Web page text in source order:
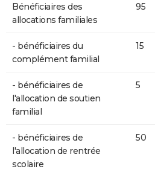
Bénéficiaires des
allocations familiales
95
- bénéficiaires du
complément familial
15
- bénéficiaires de
l'allocation de soutien
familial
5
- bénéficiaires de
l'allocation de rentrée
scolaire
50